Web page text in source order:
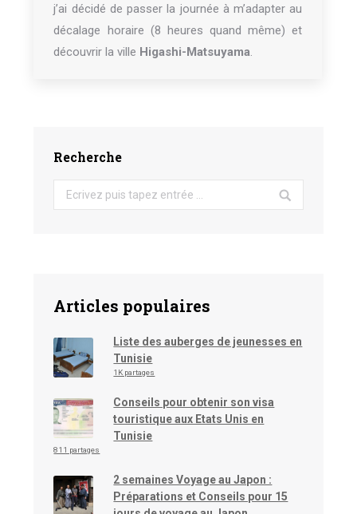
j’ai décidé de passer la journée à m’adapter au
décalage horaire (8 heures quand même) et
découvrir la ville Higashi-Matsuyama
Recherche
Search:
Articles populaires
Liste des auberges de jeunesses en
Tunisie
1K partages
Conseils pour obtenir son visa
touristique aux Etats Unis en
Tunisie
811 partages
2 semaines Voyage au Japon :
Préparations et Conseils pour 15